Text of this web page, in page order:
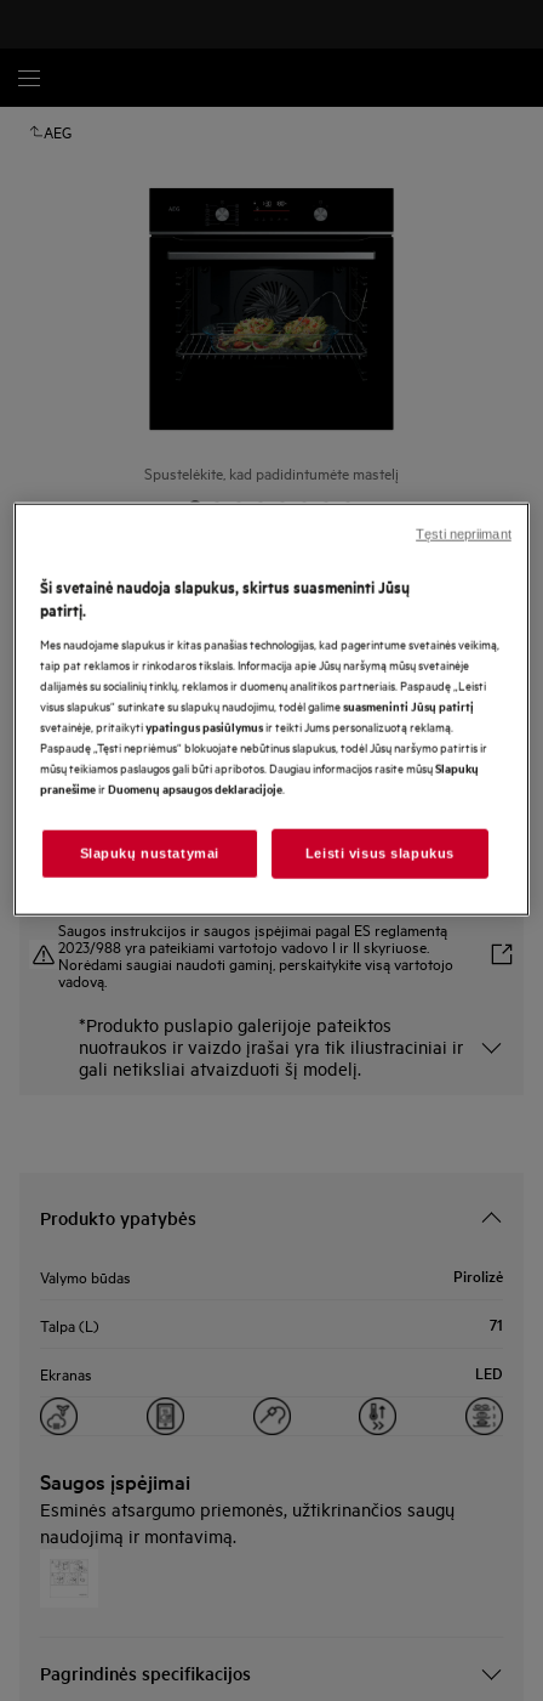
AEG
Spustelėkite, kad padidintumėte mastelį
Orkaitė 5000 serija SurroundCook
su SteamBake su maisto termometru
Gaminio informacijos lapas
Pagrindiniai privalumai
5000 serijos orkaitė „SurroundCook®“ su „SteamBake“ funkcija optimaliam
kepimui
„SteamBake“ naudoja garus, kad užtikrintų puikų rezultatą.
Saugos instrukcijos ir saugos įspėjimai pagal ES reglamentą
2023/988 yra pateikiami vartotojo vadovo I ir II skyriuose.
Norėdami saugiai naudoti gaminį, perskaitykite visą vartotojo
vadovą.
*Produkto puslapio galerijoje pateiktos
nuotraukos ir vaizdo įrašai yra tik iliustraciniai ir
gali netiksliai atvaizduoti šį modelį.
Produkto ypatybės
Valymo būdas Pirolizė
Talpa (L) 71
Ekranas LED
Saugos įspėjimai
Esminės atsargumo priemonės, užtikrinančios saugų
naudojimą ir montavimą.
Pagrindinės specifikacijos
Ši svetainė naudoja slapukus, skirtus suasmeninti Jūsų
patirtį.
Mes naudojame slapukus ir kitas panašias technologijas, kad pagerintume svetainės veikimą,
taip pat reklamos ir rinkodaros tikslais. Informacija apie Jūsų naršymą mūsų svetainėje
dalijamės su socialinių tinklų, reklamos ir duomenų analitikos partneriais. Paspaudę „Leisti
visus slapukus“ sutinkate su slapukų naudojimu, todėl galimesuasmeninti Jūsų patirtį
svetainėje, pritaikytiypatingus pasiūlymusir teikti Jums personalizuotą reklamą.
Paspaudę „Tęsti nepriėmus“ blokuojate nebūtinus slapukus, todėl Jūsų naršymo patirtis ir
mūsų teikiamos paslaugos gali būti apribotos. Daugiau informacijos rasite mūsųSlapukų
pranešimeirDuomenų apsaugos deklaracijoje.
Slapukų nustatymai Leisti visus slapukus
Tęsti nepriimant